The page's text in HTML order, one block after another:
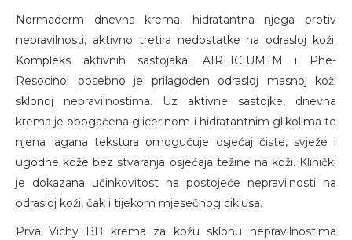
Normaderm dnevna krema, hidratantna njega protiv
nepravilnosti, aktivno tretira nedostatke na odrasloj koži.
Kompleks aktivnih sastojaka. AIRLICIUMTM i Phe-
Resocinol posebno je prilagođen odrasloj masnoj koži
sklonoj nepravilnostima. Uz aktivne sastojke, dnevna
krema je obogaćena glicerinom i hidratantnim glikolima te
njena lagana tekstura omogućuje osjećaj čiste, svježe i
ugodne kože bez stvaranja osjećaja težine na koži. Klinički
je dokazana učinkovitost na postojeće nepravilnosti na
odrasloj koži, čak i tijekom mjesečnog ciklusa.
Prva Vichy BB krema za kožu sklonu nepravilnostima